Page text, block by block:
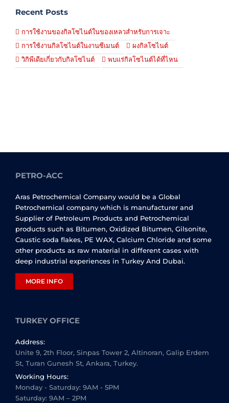
Recent Posts
การใช้งานของกิลโซไนต์ในของเหลวสำหรับการเจาะ
การใช้งานกิลโซไนต์ในงานซีเมนต์
ผงกิลโซไนต์
วิกิพีเดียเกี่ยวกับกิลโซไนต์
พบแร่กิลโซไนต์ได้ที่ไหน
PETRO-ACC
Aras Petrochemical Company would be a Global
Petrochemical company which is manufacturer and
Supplier of Petroleum Products and Petrochemical
products such as Bitumen, Oxidized Bitumen, Gilsonite,
Caustic soda flakes, PE WAX, Calcium Chloride and some
other products as raw material in different cases with
deep industrial experiences in Turkey And Dubai.
MORE INFO
TURKEY OFFICE
Address:
Unite 9, 2th Floor, Sinpas Tower 2, Altinoran, Galip Erdem
St, Turan Gunesh St, Ankara, Turkey.
Working Hours:
Monday - Saturday: 9AM - 5PM
Saturday: 9AM – 2PM